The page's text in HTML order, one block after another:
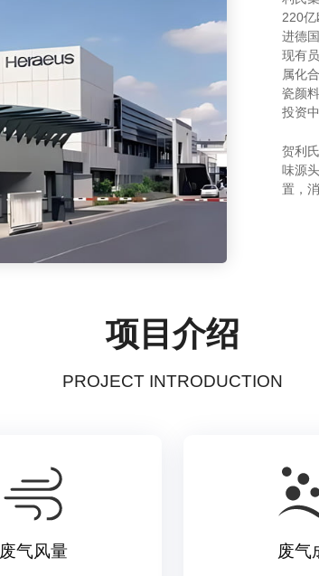
220亿
进德
现有
属化
瓷颜
投资
贺利
味源
置，
项目介绍
PROJECT INTRODUCTION
废气风量 废气